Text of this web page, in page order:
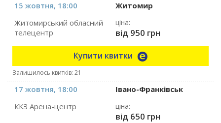
15 жовтня, 18:00
Житомир
Житомирський обласний
телецентр
ціна:
від 950 грн
Купити квитки
Залишилось квитків: 21
17 жовтня, 18:00
Івано-Франківськ
ККЗ Арена-центр
ціна:
від 650 грн